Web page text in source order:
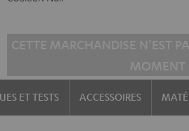
ET TESTS ACCESSOIRES